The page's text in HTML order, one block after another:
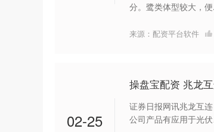
分。鹭类体型较大，
来源：配资平台软件
02-25
操盘宝配资 兆龙
证券日报网讯兆龙互
公司产品有应用于光